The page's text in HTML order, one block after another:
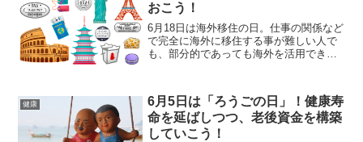
おこう！
6月18日は海外移住の日。仕事の関係など
で完全に海外に移住する事が難しい人で
も、部分的であっても海外を活用できる
すべきなのが資産運用であるはずだ。
健康
6月5日は「ろうごの日」！健康寿
命を延ばしつつ、老後資金を構築
していこう！